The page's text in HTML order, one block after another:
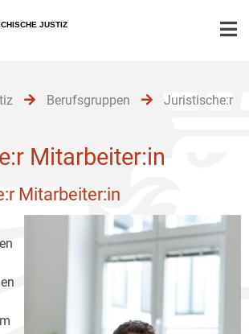
JUSTIZ
Berufsgruppen
Juristische:r
Mitarbeiter:in
Mitarbeiter:in